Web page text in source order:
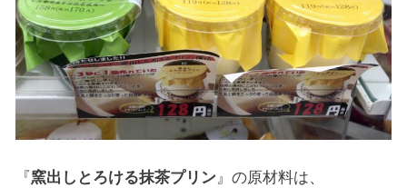
『窯出しとろける抹茶プリン 』の原材料は、